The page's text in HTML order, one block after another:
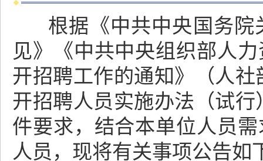
根据《中共中央国务院
见》《中共中央组织部人
开招聘工作的通知》（人
开招聘人员实施办法（试
件要求，结合本单位人员
人员，现将有关事项公告如